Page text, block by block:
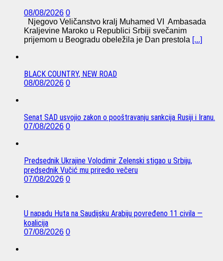
08/08/2026 0
Njegovo Veličanstvo kralj Muhamed VI Ambasada
Kraljevine Maroko u Republici Srbiji svečanim
prijemom u Beogradu obeležila je Dan prestola [...]
BLACK COUNTRY, NEW ROAD
08/08/2026 0
Senat SAD usvojio zakon o pooštravanju sankcija Rusiji i Iranu.
07/08/2026 0
Predsednik Ukrajine Volodimir Zelenski stigao u Srbiju,
predsednik Vučić mu priredio večeru
07/08/2026 0
U napadu Huta na Saudijsku Arabiju povređeno 11 civila —
koalicija
07/08/2026 0